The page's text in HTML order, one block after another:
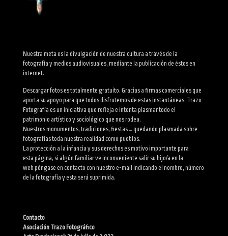
Nuestra meta es la divulgación de nuestra cultura a través de la
fotografía y medios audiovisuales, mediante la publicación de éstos en
internet.
Descargar fotos es totalmente gratuito. Gracias a firmas comerciales que
aporta su apoyo para que todos disfrutemos de estas instantáneas. Trazo
Fotografía es un iniciativa que refleja e intenta plasmar todo el
patrimonio artístico y sociológico que nos rodea.
Nuestros monumentos, tradiciones, fiestas … quedando plasmada sobre
fotografías toda nuestra realidad como pueblos.
La protección a la infancia y sus derechos es motivo importante para
esta página, si algún familiar ve inconveniente salir su hijo/a en la
web póngase en contacto con nuestro e-mail indicando el nombre, número
de la fotografía y esta será suprimida.
Contacto
Asociación Trazo Fotográfico